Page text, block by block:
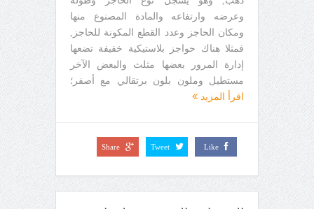
وعرضه وارتفاعه والمادة المصنوع منها
ومكان الحاجز وعدد القطع المكونة للحاجز,
فمثلا هناك حواجز بلاستيكية خفيفة تضعها
إدارة المرور بعضها مثلث والبعض الآخر
مستطيل وملون بلون برتقالي مع أصفر؛
اقرأ المزيد
Like
Tweet
Share